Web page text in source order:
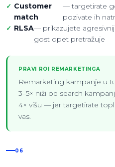
Customer
match
— targetirate
pozivate ih
RLSA— prikazujete
gost opet pretražuje
PRAVI ROI REMARKETINGA
Remarketing kampanje u
3–5× niži od search
4× višu — jer targetirate
vas.
06